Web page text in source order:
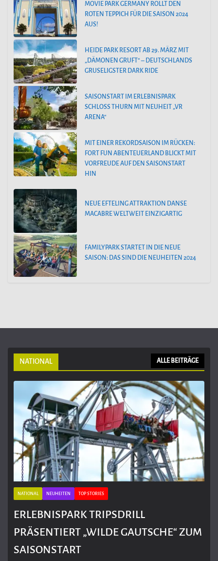
MOVIE PARK GERMANY ROLLT DEN
ROTEN TEPPICH FÜR DIE SAISON 2024
AUS!
HEIDE PARK RESORT AB 29. MÄRZ MIT
„DÄMONEN GRUFT“ – DEUTSCHLANDS
GRUSELIGSTER DARK RIDE
SAISONSTART IM ERLEBNISPARK
SCHLOSS THURN MIT NEUHEIT „VR
ARENA“
MIT EINER REKORDSAISON IM RÜCKEN:
FORT FUN ABENTEUERLAND BLICKT MIT
VORFREUDE AUF DEN SAISONSTART
HIN
NEUE EFTELING ATTRAKTION DANSE
MACABRE WELTWEIT EINZIGARTIG
FAMILYPARK STARTET IN DIE NEUE
SAISON: DAS SIND DIE NEUHEITEN 2024
NATIONAL ALLE BEITRÄGE
NATIONAL NEUHEITEN TOP STORIES
ERLEBNISPARK TRIPSDRILL
PRÄSENTIERT „WILDE GAUTSCHE“ ZUM
SAISONSTART